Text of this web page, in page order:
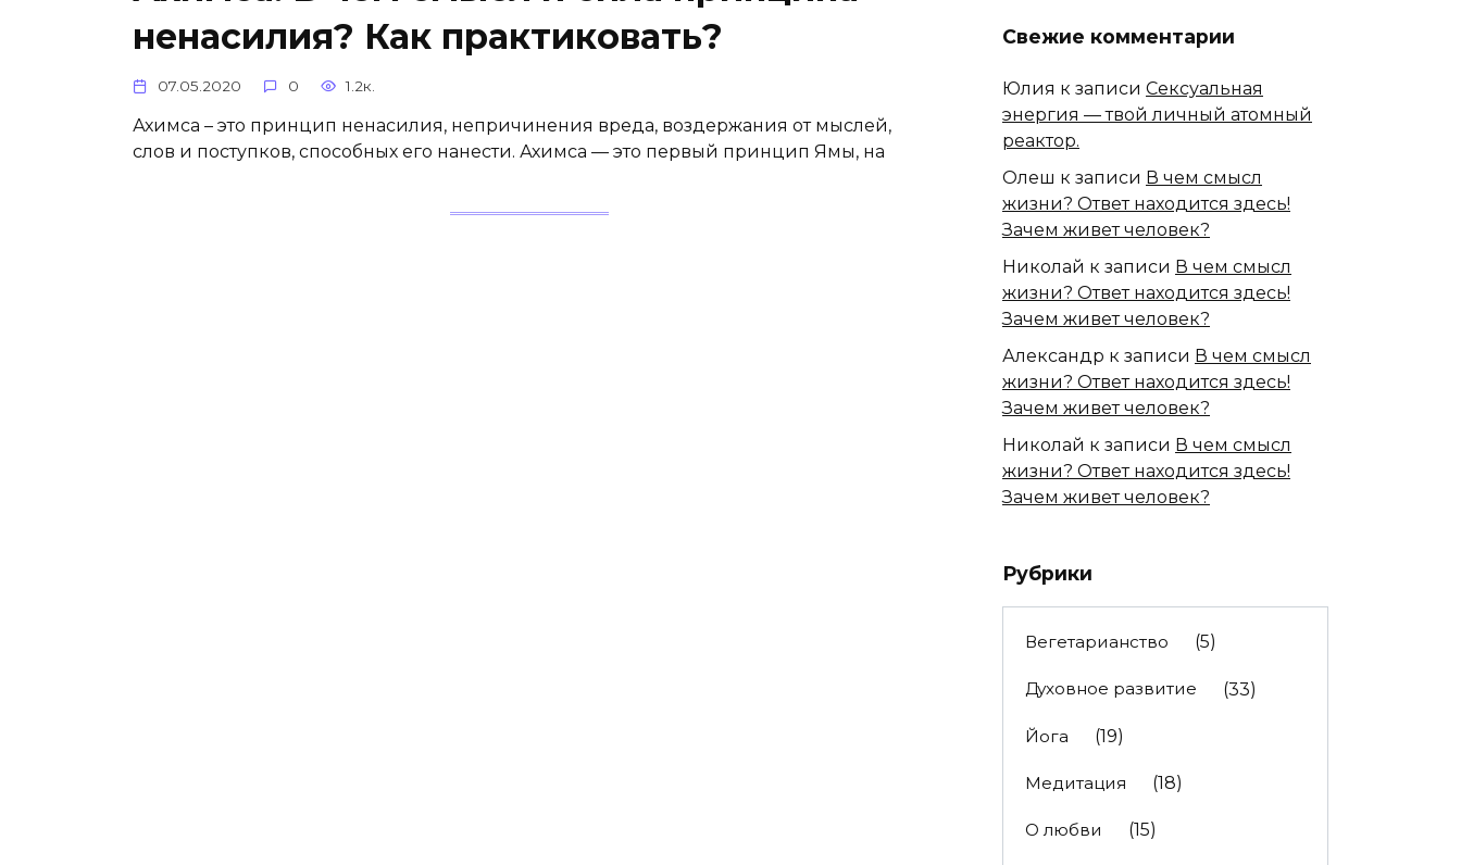
ненасилия? Как практиковать?
07.05.2020 0 1.2к.
Ахимса – это принцип ненасилия, непричинения вреда, воздержания от мыслей,
слов и поступков, способных его нанести. Ахимса — это первый принцип Ямы, на
Свежие комментарии
Юлия к записи Сексуальная
энергия — твой личный атомный
реактор.
Олеш к записи В чем смысл
жизни? Ответ находится здесь!
Зачем живет человек?
Николай к записи В чем смысл
жизни? Ответ находится здесь!
Зачем живет человек?
Александр к записи В чем смысл
жизни? Ответ находится здесь!
Зачем живет человек?
Николай к записи В чем смысл
жизни? Ответ находится здесь!
Зачем живет человек?
Рубрики
Вегетарианство (5)
Духовное развитие (33)
Йога (19)
Медитация (18)
О любви (15)